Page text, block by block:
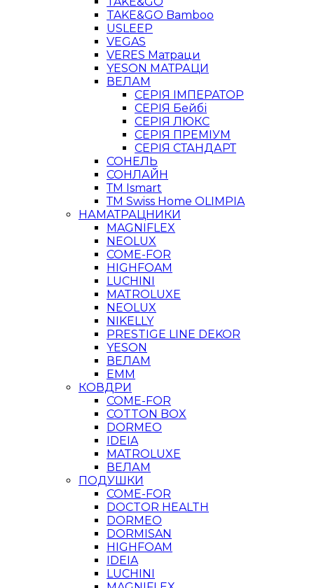
TAKE&GO Bamboo
USLEEP
VEGAS
VERES Матраци
YESON МАТРАЦИ
ВЕЛАМ
СЕРІЯ ІМПЕРАТОР
СЕРІЯ Бейбі
СЕРІЯ ЛЮКС
СЕРІЯ ПРЕМІУМ
СЕРІЯ СТАНДАРТ
СОНЕЛЬ
СОНЛАЙН
ТМ Ismart
ТМ Swiss Home OLIMPIA
НАМАТРАЦНИКИ
MAGNIFLEX
NEOLUX
COME-FOR
HIGHFOAM
LUCHINI
MATROLUXE
NEOLUX
NIKELLY
PRESTIGE LINE DEKOR
YESON
ВЕЛАМ
ЕММ
КОВДРИ
COME-FOR
COTTON BOX
DORMEO
IDEIA
MATROLUXE
ВЕЛАМ
ПОДУШКИ
COME-FOR
DOCTOR HEALTH
DORMEO
DORMISAN
HIGHFOAM
IDEIA
LUCHINI